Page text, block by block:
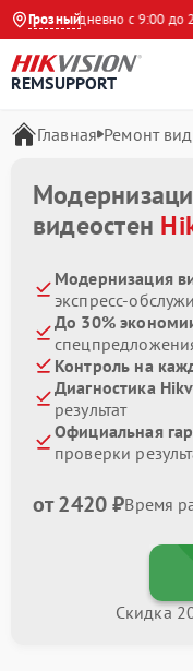
Грозный
Ежедневно с 9:00 до
REMSUPPORT
Главная Ремонт
видеостен
Модернизация
экспресс-
До 30%
Контроль на
Диагностика
результат
Официальная
проверки
от 2420 ₽Время
Скидка